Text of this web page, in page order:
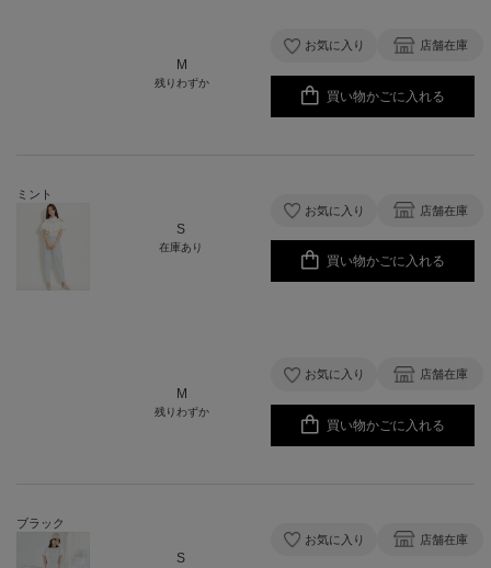
M
残りわずか
お気に入り 店舗在庫
買い物かごに入れる
ミント
S
在庫あり
お気に入り 店舗在庫
買い物かごに入れる
M
残りわずか
お気に入り 店舗在庫
買い物かごに入れる
ブラック
S
お気に入り 店舗在庫